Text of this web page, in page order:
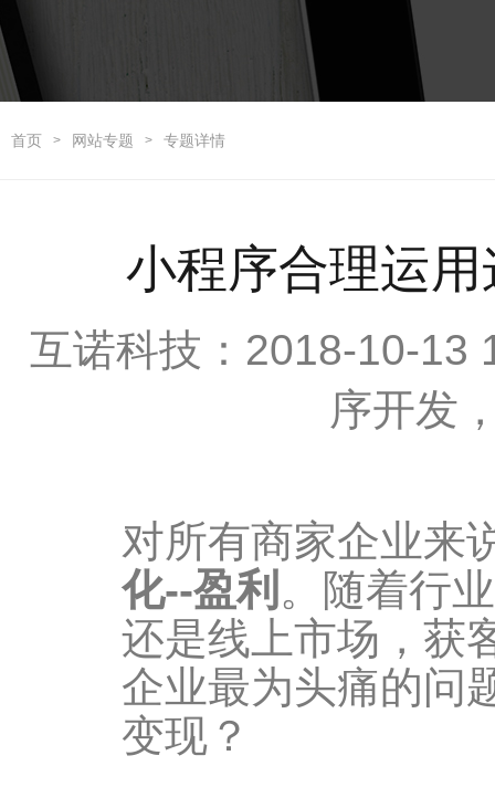
首页 > 网站专题 > 专题详情
小程序合理运
互诺科技：2018-10-
序开发
对所有商家企业来
化--盈利 。随着行
还是线上市场，获
企业最为头痛的问
变现？